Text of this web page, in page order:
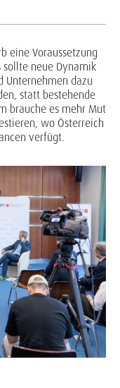
eine Voraussetzung
neue Dynamik
Unternehmen dazu
statt bestehende
brauche es mehr Mut
wo Österreich
verfügt.